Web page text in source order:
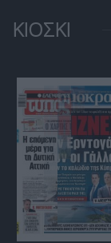
ΚΙΟΣΚΙ